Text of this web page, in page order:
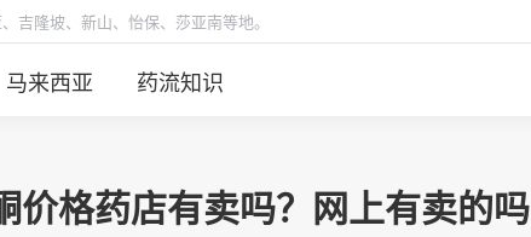
吉隆坡、新山、怡保、莎亚南等地。
马来西亚 药流知识
价格药店有卖吗？网上有卖的吗